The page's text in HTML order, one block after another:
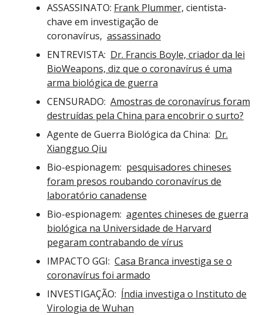
ASSASSINATO: Frank Plummer, cientista-
chave em investigação de
coronavírus, assassinado
ENTREVISTA: Dr. Francis Boyle, criador da lei
BioWeapons, diz que o coronavírus é uma
arma biológica de guerra
CENSURADO: Amostras de coronavírus foram
destruídas pela China para encobrir o surto?
Agente de Guerra Biológica da China: Dr.
Xiangguo Qiu
Bio-espionagem: pesquisadores chineses
foram presos roubando coronavírus de
laboratório canadense
Bio-espionagem: agentes chineses de guerra
biológica na Universidade de Harvard
pegaram contrabando de vírus
IMPACTO GGI: Casa Branca investiga se o
coronavírus foi armado
INVESTIGAÇÃO: Índia investiga o Instituto de
Virologia de Wuhan